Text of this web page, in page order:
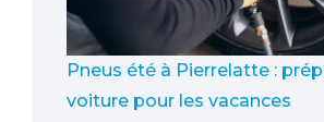
Pneus été à Pierrelatte :
voiture pour les vacances